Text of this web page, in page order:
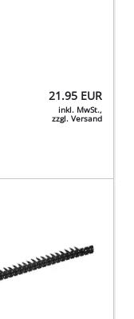
21.95 EUR
inkl. MwSt.,
zzgl. Versand